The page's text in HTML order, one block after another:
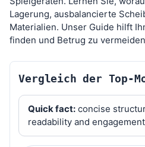
Lagerung, ausbalancierte
Materialien. Unser Guide hilft
finden und Betrug zu
Vergleich der Top-
Quick fact:concise
readability and